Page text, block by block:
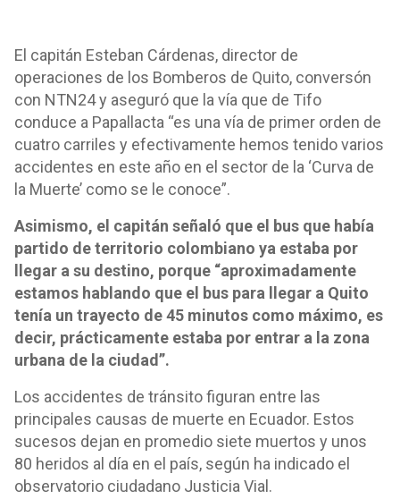
El capitán Esteban Cárdenas, director de
operaciones de los Bomberos de Quito, conversón
con NTN24 y aseguró que la vía que de Tifo
conduce a Papallacta “es una vía de primer orden de
cuatro carriles y efectivamente hemos tenido varios
accidentes en este año en el sector de la ‘Curva de
la Muerte’ como se le conoce”.
Asimismo, el capitán señaló que el bus que había
partido de territorio colombiano ya estaba por
llegar a su destino, porque “aproximadamente
estamos hablando que el bus para llegar a Quito
tenía un trayecto de 45 minutos como máximo, es
decir, prácticamente estaba por entrar a la zona
urbana de la ciudad”.
Los accidentes de tránsito figuran entre las
principales causas de muerte en Ecuador. Estos
sucesos dejan en promedio siete muertos y unos
80 heridos al día en el país, según ha indicado el
observatorio ciudadano Justicia Vial.